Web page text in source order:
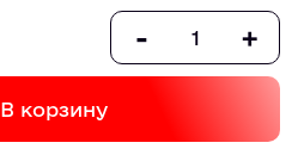
- +
В корзину